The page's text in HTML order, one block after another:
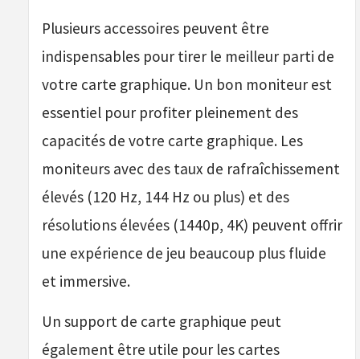
Plusieurs accessoires peuvent être
indispensables pour tirer le meilleur parti de
votre carte graphique. Un bon moniteur est
essentiel pour profiter pleinement des
capacités de votre carte graphique. Les
moniteurs avec des taux de rafraîchissement
élevés (120 Hz, 144 Hz ou plus) et des
résolutions élevées (1440p, 4K) peuvent offrir
une expérience de jeu beaucoup plus fluide
et immersive.
Un support de carte graphique peut
également être utile pour les cartes